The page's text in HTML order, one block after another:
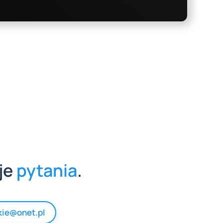
pytania.